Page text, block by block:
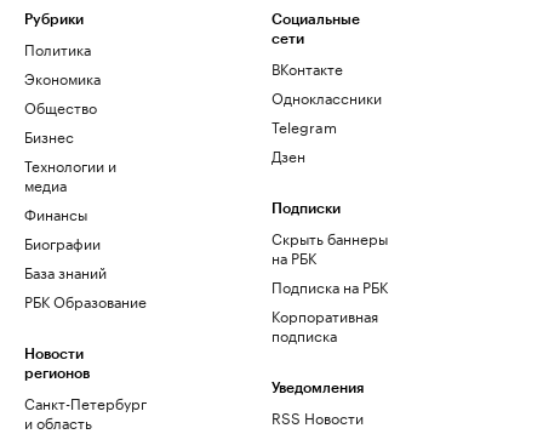
Рубрики
Политика
Экономика
Общество
Бизнес
Технологии и
медиа
Финансы
Биографии
База знаний
РБК Образование
Новости
регионов
Санкт-Петербург
и область
Социальные
сети
ВКонтакте
Одноклассники
Telegram
Дзен
Подписки
Скрыть баннеры
на РБК
Подписка на РБК
Корпоративная
подписка
Уведомления
RSS Новости